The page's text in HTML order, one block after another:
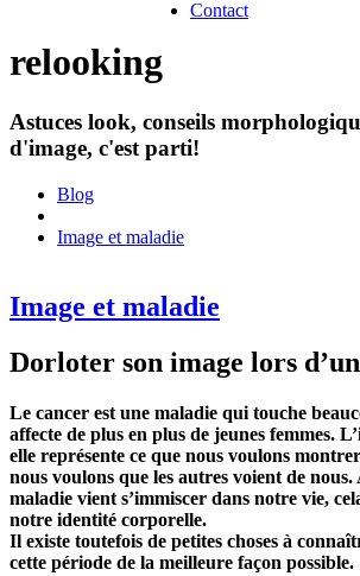
Contact
relooking
Astuces look, conseils
d'image, c'est parti!
Blog
Image et maladie
Image et maladie
Dorloter son image lors
Le cancer est une maladie qui touche
affecte de plus en plus de jeunes femmes.
elle représente ce que nous voulons
nous voulons que les autres voient de
maladie vient s’immiscer dans notre vie,
notre identité corporelle.
Il existe toutefois de petites choses à
cette période de la meilleure façon possible.